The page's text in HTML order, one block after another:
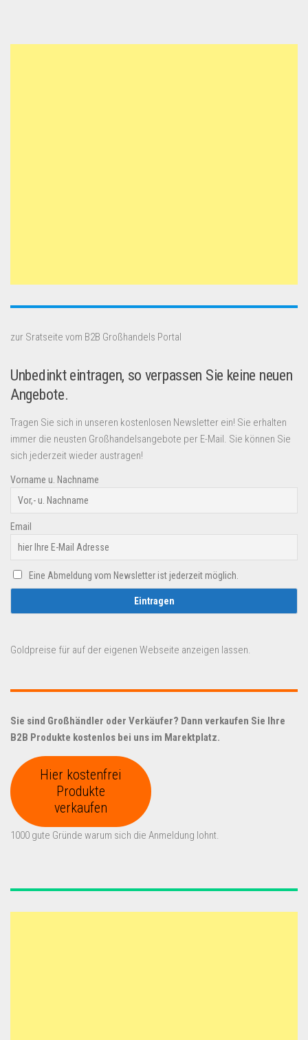
zur Sratseite vom B2B Großhandels Portal
Unbedinkt eintragen, so verpassen Sie keine neuen
Angebote.
Tragen Sie sich in unseren kostenlosen Newsletter ein! Sie erhalten
immer die neusten Großhandelsangebote per E-Mail. Sie können Sie
sich jederzeit wieder austragen!
Vorname u. Nachname
Email
Eine Abmeldung vom Newsletter ist jederzeit möglich.
Goldpreise für auf der eigenen Webseite anzeigen lassen.
Sie sind Großhändler oder Verkäufer? Dann verkaufen Sie Ihre
B2B Produkte kostenlos bei uns im Marektplatz.
Hier kostenfrei
Produkte
verkaufen
1000 gute Gründe warum sich die Anmeldung lohnt.